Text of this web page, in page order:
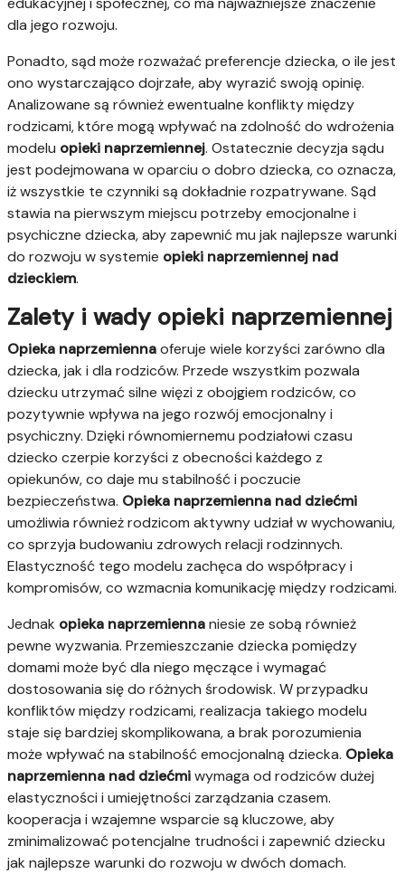
dla jego rozwoju.
Ponadto, sąd może rozważać preferencje dziecka, o ile jest
ono wystarczająco dojrzałe, aby wyrazić swoją opinię.
Analizowane są również ewentualne konflikty między
rodzicami, które mogą wpływać na zdolność do wdrożenia
modelu opieki naprzemiennej. Ostatecznie decyzja sądu
jest podejmowana w oparciu o dobro dziecka, co oznacza,
iż wszystkie te czynniki są dokładnie rozpatrywane. Sąd
stawia na pierwszym miejscu potrzeby emocjonalne i
psychiczne dziecka, aby zapewnić mu jak najlepsze warunki
do rozwoju w systemie opieki naprzemiennej nad
dzieckiem.
Zalety i wady opieki naprzemiennej
Opieka naprzemiennaoferuje wiele korzyści zarówno dla
dziecka, jak i dla rodziców. Przede wszystkim pozwala
dziecku utrzymać silne więzi z obojgiem rodziców, co
pozytywnie wpływa na jego rozwój emocjonalny i
psychiczny. Dzięki równomiernemu podziałowi czasu
dziecko czerpie korzyści z obecności każdego z
opiekunów, co daje mu stabilność i poczucie
bezpieczeństwa. Opieka naprzemienna nad dziećmi
umożliwia również rodzicom aktywny udział w wychowaniu,
co sprzyja budowaniu zdrowych relacji rodzinnych.
Elastyczność tego modelu zachęca do współpracy i
kompromisów, co wzmacnia komunikację między rodzicami.
Jednak opieka naprzemiennaniesie ze sobą również
pewne wyzwania. Przemieszczanie dziecka pomiędzy
domami może być dla niego męczące i wymagać
dostosowania się do różnych środowisk. W przypadku
konfliktów między rodzicami, realizacja takiego modelu
staje się bardziej skomplikowana, a brak porozumienia
może wpływać na stabilność emocjonalną dziecka. Opieka
naprzemienna nad dziećmiwymaga od rodziców dużej
elastyczności i umiejętności zarządzania czasem.
kooperacja i wzajemne wsparcie są kluczowe, aby
zminimalizować potencjalne trudności i zapewnić dziecku
jak najlepsze warunki do rozwoju w dwóch domach.